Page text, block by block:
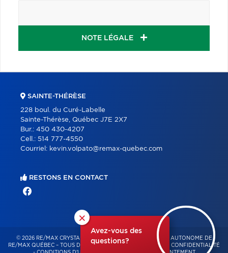
NOTE LÉGALE
×
Avez-vous des
questions?
SAINTE-THÉRÈSE
228 boul. du Curé-Labelle
Sainte-Thérèse, Québec J7E 2X7
Bur.: 450 430-4207
Cell.: 514 777-4550
Courriel: kevin.volpato@remax-quebec.com
RESTONS EN CONTACT
© 2026 RE/MAX CRYSTAL – FRANCHISÉ INDÉPENDANT ET AUTONOME DE
RE/MAX QUÉBEC – TOUS DROITS RÉSERVÉS -
POLITIQUE DE CONFIDENTIALITÉ